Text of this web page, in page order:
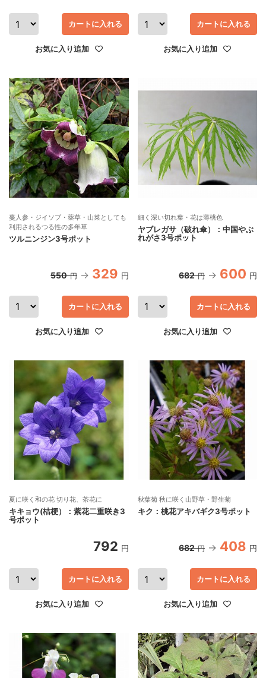
カートに入れる
お気に入り追加
カートに入れる
お気に入り追加
蔓人参・ジイソブ・薬草・山菜としても
利用されるつる性の多年草
ツルニンジン3号ポット
550 円 329 円
カートに入れる
お気に入り追加
細く深い切れ葉・花は薄桃色
ヤブレガサ（破れ傘）：中国やぶ
れがさ3号ポット
682 円 600 円
カートに入れる
お気に入り追加
夏に咲く和の花 切り花、茶花に
キキョウ(桔梗）：紫花二重咲き3
号ポット
792 円
カートに入れる
お気に入り追加
秋葉菊 秋に咲く山野草・野生菊
キク：桃花アキバギク3号ポット
682 円 408 円
カートに入れる
お気に入り追加